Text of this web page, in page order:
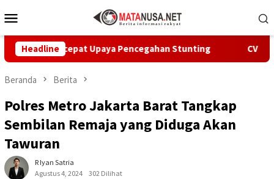
ke
Mobile
Headline
Percepat Upaya Pencegahan Stunting CV Byankarya
Beranda Berita
Polres Metro Jakarta Barat Tangkap
Sembilan Remaja yang Diduga Akan
Tawuran
R Iyan Satria
Agustus 4, 2024
302 Dilihat